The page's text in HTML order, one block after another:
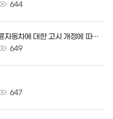
644
사용신고 대상에서 제외되는 이륜자동차에 대한 고시 개정에 따른 안내
649
647